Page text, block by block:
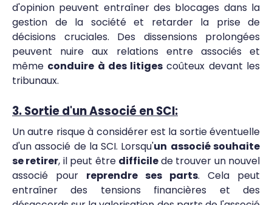
d'opinion peuvent entraîner des blocages dans la
gestion de la société et retarder la prise de
décisions cruciales. Des dissensions prolongées
peuvent nuire aux relations entre associés et
même conduire à des litiges coûteux devant les
tribunaux.
3. Sortie d'un Associé en SCI:
Un autre risque à considérer est la sortie éventuelle
d'un associé de la SCI. Lorsqu'un associé souhaite
se retirer, il peut être difficilede trouver un nouvel
associé pour reprendre ses parts. Cela peut
entraîner des tensions financières et des